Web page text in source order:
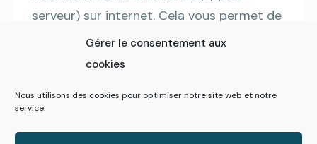
Gérer le consentement aux
cookies
Nous utilisons des cookies pour optimiser notre site web et notre
service.
serveur) sur internet. Cela vous permet de
les récupérer, modifier et utiliser à tous
moments, n’importe où sur la planète.…
1 2 →